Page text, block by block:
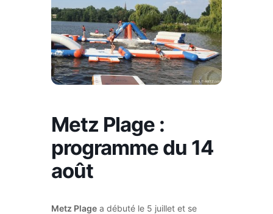
Metz Plage :
programme du 14
août
Metz Plage a débuté le 5 juillet et se